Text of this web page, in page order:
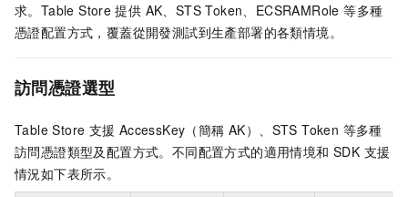
求。Table Store 提供 AK、STS Token、ECSRAMRole 等多種
憑證配置方式，覆蓋從開發測試到生產部署的各類情境。
訪問憑證選型
Table Store 支援 AccessKey（簡稱 AK）、STS Token 等多種
訪問憑證類型及配置方式。不同配置方式的適用情境和 SDK 支援
情況如下表所示。